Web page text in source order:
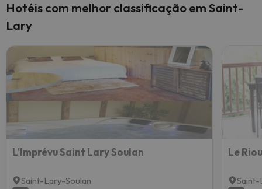
Hotéis com melhor classificação em Saint-
Lary
L'Imprévu Saint Lary Soulan
Saint-Lary-Soulan
Le